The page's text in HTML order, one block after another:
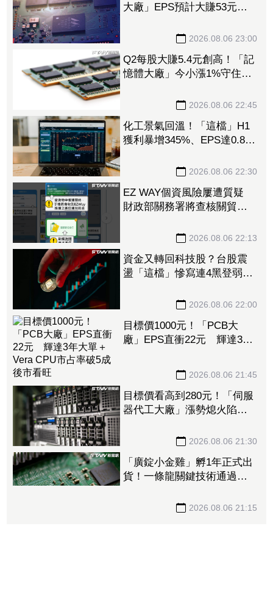
大廠」EPS預計大賺53元
2026.08.06 23:00
Q2每股大賺5.4元創高！「記
憶體大廠」今小漲1%守住連
抱回7549萬元 2026.08.06 22:45
化工景氣回溫！「這檔」H1
獲利暴增345%、EPS達0.89
2026.08.06 22:30
EZ WAY個資風險屢遭質疑
財政部關務署將查核關貿公
2026.08.06 22:13
資金又轉回科技股？台股震
盪「這檔」慘寫連4黑登弱勢
2026.08.06 22:00
目標價1000元！「PCB大
廠」EPS直衝22元 輝達3年
2026.08.06 21:45
目標價看高到280元！「伺服
器代工大廠」漲勢熄火陷連2
張、抽回21億元2026.08.06 21:30
「廣錠小金雞」孵1年正式出
貨！一條龍關鍵技術通過驗
2026.08.06 21:15